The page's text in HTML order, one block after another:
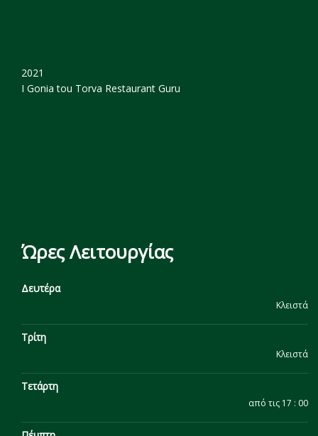
2021
I Gonia tou Torva Restaurant Guru
Ώρες Λειτουργίας
Δευτέρα
Κλειστά
Τρίτη
Κλειστά
Τετάρτη
από τις 17 : 00